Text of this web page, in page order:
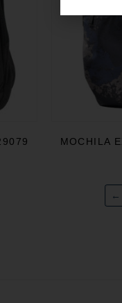
MOCHILA
←